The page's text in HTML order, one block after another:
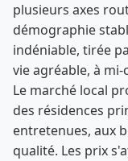
plusieurs axes
démographie
indéniable, tirée
vie agréable, à
Le marché local
des résidences
entretenues, aux
qualité. Les prix